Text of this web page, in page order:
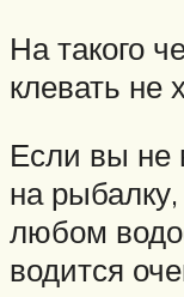
На такого
клевать не
Если вы не
на
любом
водится